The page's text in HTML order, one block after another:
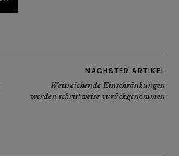
NÄCHSTER ARTIKEL
Weitreichende Einschränkungen
werden schrittweise zurückgenommen